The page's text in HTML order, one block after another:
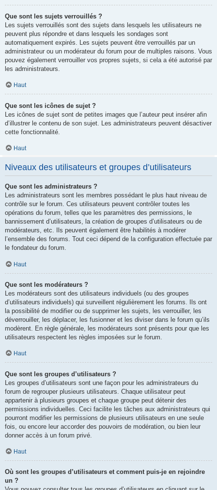
Que sont les sujets verrouillés ?
Les sujets verrouillés sont des sujets dans lesquels les utilisateurs ne
peuvent plus répondre et dans lesquels les sondages sont
automatiquement expirés. Les sujets peuvent être verrouillés par un
administrateur ou un modérateur du forum pour de multiples raisons. Vous
pouvez également verrouiller vos propres sujets, si cela a été autorisé par
les administrateurs.
Haut
Que sont les icônes de sujet ?
Les icônes de sujet sont de petites images que l’auteur peut insérer afin
d’illustrer le contenu de son sujet. Les administrateurs peuvent désactiver
cette fonctionnalité.
Haut
Niveaux des utilisateurs et groupes d’utilisateurs
Que sont les administrateurs ?
Les administrateurs sont les membres possédant le plus haut niveau de
contrôle sur le forum. Ces utilisateurs peuvent contrôler toutes les
opérations du forum, telles que les paramètres des permissions, le
bannissement d’utilisateurs, la création de groupes d’utilisateurs ou de
modérateurs, etc. Ils peuvent également être habilités à modérer
l’ensemble des forums. Tout ceci dépend de la configuration effectuée par
le fondateur du forum.
Haut
Que sont les modérateurs ?
Les modérateurs sont des utilisateurs individuels (ou des groupes
d’utilisateurs individuels) qui surveillent régulièrement les forums. Ils ont
la possibilité de modifier ou de supprimer les sujets, les verrouiller, les
déverrouiller, les déplacer, les fusionner et les diviser dans le forum qu’ils
modèrent. En règle générale, les modérateurs sont présents pour que les
utilisateurs respectent les règles imposées sur le forum.
Haut
Que sont les groupes d’utilisateurs ?
Les groupes d’utilisateurs sont une façon pour les administrateurs du
forum de regrouper plusieurs utilisateurs. Chaque utilisateur peut
appartenir à plusieurs groupes et chaque groupe peut détenir des
permissions individuelles. Ceci facilite les tâches aux administrateurs qui
pourront modifier les permissions de plusieurs utilisateurs en une seule
fois, ou encore leur accorder des pouvoirs de modération, ou bien leur
donner accès à un forum privé.
Haut
Où sont les groupes d’utilisateurs et comment puis-je en rejoindre
un ?